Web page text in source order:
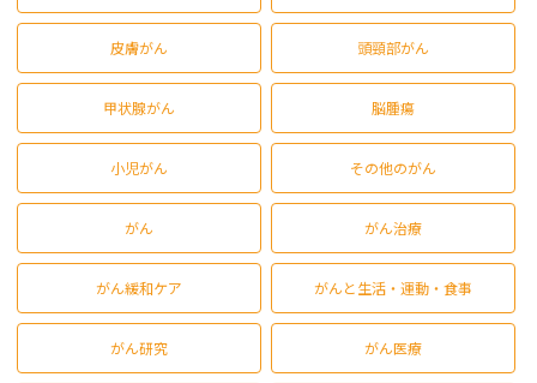
皮膚がん 頭頸部がん
甲状腺がん 脳腫瘍
小児がん その他のがん
がん がん治療
がん緩和ケア がんと生活・運動・食事
がん研究 がん医療